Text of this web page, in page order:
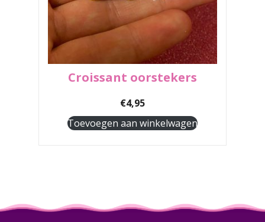
Croissant oorstekers
€4,95
Toevoegen aan winkelwagen